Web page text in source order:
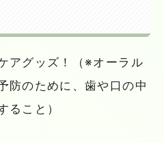
アグッズ！（※オーラル
防のために、歯や口の中
ること）